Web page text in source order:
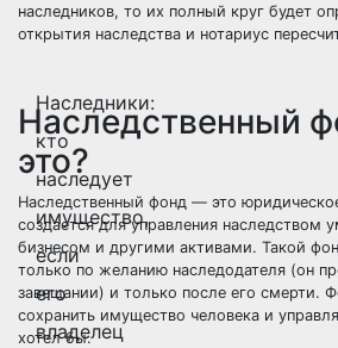
наследников, то их полный круг будет
открытия наследства и нотариус
Наследники:
кто
наследует
имущество,
если
его
владелец
Наследственный
это?
Наследственный фонд — это
создается для управления наследством
бизнесом и другими активами. Такой
только по желанию наследодателя (он
завещании) и только после его смерти.
сохранить имущество человека и
хотел бы.